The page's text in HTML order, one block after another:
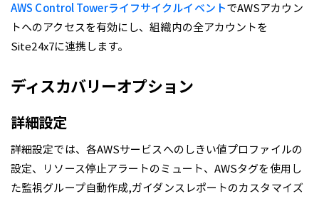
AWS Control TowerライフサイクルイベントでAWSアカウン
トへのアクセスを有効にし、組織内の全アカウントを
Site24x7に連携します。
ディスカバリーオプション
詳細設定
詳細設定では、各AWSサービスへのしきい値プロファイルの
設定、リソース停止アラートのミュート、AWSタグを使用し
た監視グループ自動作成,ガイダンスレポートのカスタマイズ